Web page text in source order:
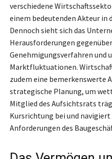
verschiedene
einem bedeutenden Akteur in
Dennoch sieht sich das
Herausforderungen
Genehmigungsverfahren und
Marktfluktuationen.
zudem eine bemerkenswerte
strategische Planung, um
Mitglied des Aufsichtsrats
Kursrichtung bei und
Anforderungen des